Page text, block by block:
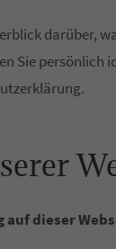
darüber,
Sie
dieser